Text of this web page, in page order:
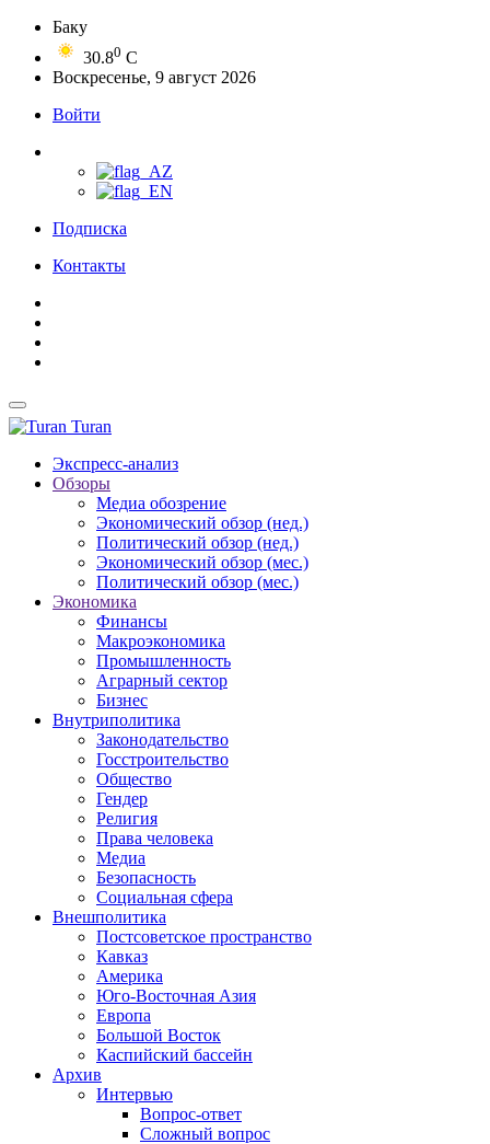
Баку
30.80 C
Воскресенье, 9 август 2026
Войти
Подписка
Контакты
Turan
Экспресс-анализ
Обзоры
Медиа обозрение
Экономический обзор (нед.)
Политический обзор (нед.)
Экономический обзор (мес.)
Политический обзор (мес.)
Экономика
Финансы
Макроэкономика
Промышленность
Аграрный сектор
Бизнес
Внутриполитика
Законодательство
Госстроительство
Общество
Гендер
Религия
Права человека
Медиа
Безопасность
Социальная сфера
Внешполитика
Постсоветское пространство
Кавказ
Америка
Юго-Восточная Азия
Европа
Большой Восток
Каспийский бассейн
Архив
Интервью
Вопрос-ответ
Сложный вопрос